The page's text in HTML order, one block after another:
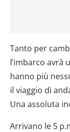
Tanto per
l’imbarco avrà
hanno più
il viaggio di
Una assoluta
Arrivano le 5